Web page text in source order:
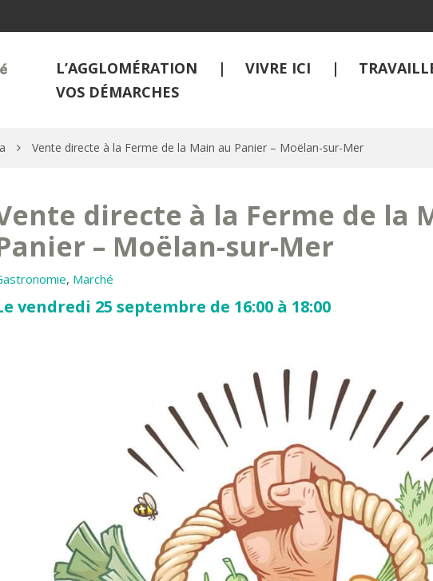
Linkedin
L’AGGLOMÉRATION VIVRE ICI
VOS DÉMARCHES
Vente directe à la Ferme de la Main au Panier – Moëlan-sur-Mer
directe à la Ferme de la
– Moëlan-sur-Mer
, Marché
vendredi 25 septembre de 16:00 à 18:00